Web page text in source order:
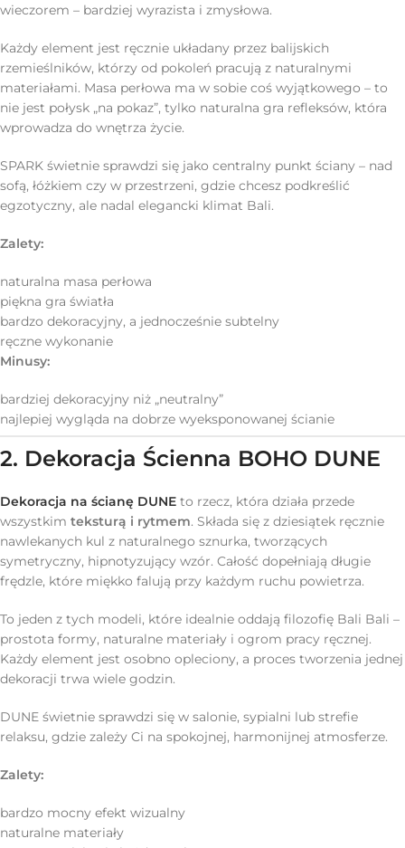
wieczorem – bardziej wyrazista i zmysłowa.
Każdy element jest ręcznie układany przez balijskich
rzemieślników, którzy od pokoleń pracują z naturalnymi
materiałami. Masa perłowa ma w sobie coś wyjątkowego – to
nie jest połysk „na pokaz”, tylko naturalna gra refleksów, która
wprowadza do wnętrza życie.
SPARK świetnie sprawdzi się jako centralny punkt ściany – nad
sofą, łóżkiem czy w przestrzeni, gdzie chcesz podkreślić
egzotyczny, ale nadal elegancki klimat Bali.
Zalety:
naturalna masa perłowa
piękna gra światła
bardzo dekoracyjny, a jednocześnie subtelny
ręczne wykonanie
Minusy:
bardziej dekoracyjny niż „neutralny”
najlepiej wygląda na dobrze wyeksponowanej ścianie
2. Dekoracja Ścienna BOHO DUNE
Dekoracja na ścianę DUNE to rzecz, która działa przede
wszystkim teksturą i rytmem. Składa się z dziesiątek ręcznie
nawlekanych kul z naturalnego sznurka, tworzących
symetryczny, hipnotyzujący wzór. Całość dopełniają długie
frędzle, które miękko falują przy każdym ruchu powietrza.
To jeden z tych modeli, które idealnie oddają filozofię Bali Bali –
prostota formy, naturalne materiały i ogrom pracy ręcznej.
Każdy element jest osobno opleciony, a proces tworzenia jednej
dekoracji trwa wiele godzin.
DUNE świetnie sprawdzi się w salonie, sypialni lub strefie
relaksu, gdzie zależy Ci na spokojnej, harmonijnej atmosferze.
Zalety:
bardzo mocny efekt wizualny
naturalne materiały